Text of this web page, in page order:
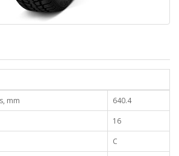
mm
640.4
16
C